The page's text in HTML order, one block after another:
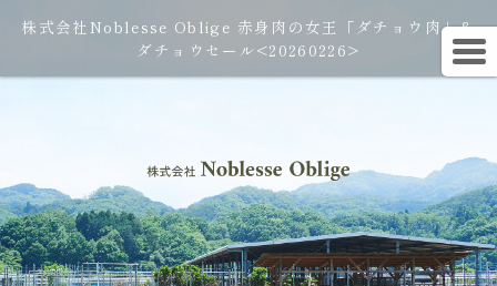
株式会社Noblesse Oblige 赤身肉の女王「ダチョウ肉」＆
ダチョウセール<20260226>